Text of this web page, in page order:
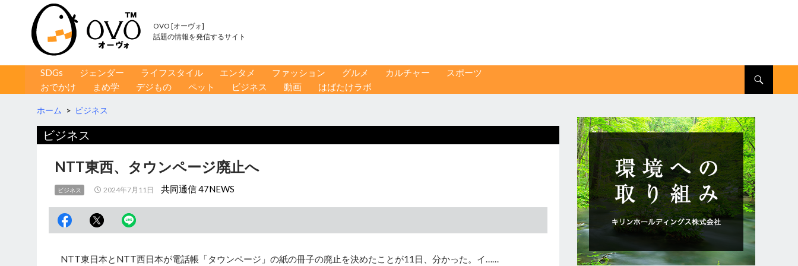
OVO [オーヴォ]
話題の情報を発信するサイト
コンテンツへ移動
SDGs ジェンダー ライフスタイル エンタメ ファッション グルメ カルチャー
スポーツ
おでかけ
まめ学 デジもの ペット ビジネス 動画 はばたけラボ
ホーム > ビジネス
ビジネス
NTT東西、タウンページ廃止へ
ビジネス 2024年7月11日 共同通信 47NEWS
NTT東日本とNTT西日本が電話帳「タウンページ」の紙の冊子の廃止を決めたことが11日、分かった。イ……